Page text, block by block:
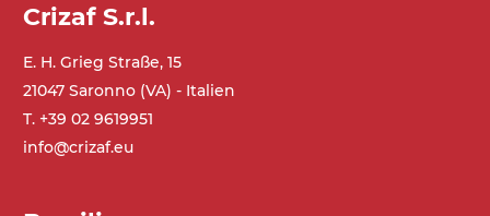
Crizaf S.r.l.
E. H. Grieg Straße, 15
21047 Saronno (VA) - Italien
T. +39 02 9619951
info@crizaf.eu